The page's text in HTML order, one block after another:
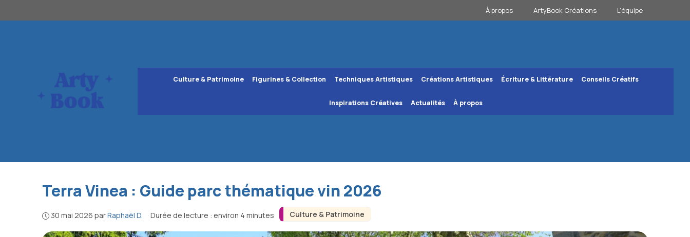
au
À propos ArtyBook Créations L’équipe
Culture & Patrimoine Figurines & Collection Techniques Artistiques Créations Artistiques Écriture & Littérature Conseils Créatifs
Inspirations Créatives Actualités À propos
Culture & Patrimoine
Terra Vinea : Guide parc thématique vin 2026
30 mai 2026 parRaphaël D. · Durée de lecture : environ 4 minutes